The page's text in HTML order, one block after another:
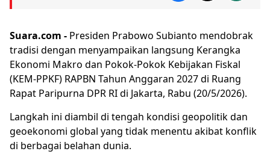
Suara.com - Presiden Prabowo Subianto mendobrak
tradisi dengan menyampaikan langsung Kerangka
Ekonomi Makro dan Pokok-Pokok Kebijakan Fiskal
(KEM-PPKF) RAPBN Tahun Anggaran 2027 di Ruang
Rapat Paripurna DPR RI di Jakarta, Rabu (20/5/2026).
Langkah ini diambil di tengah kondisi geopolitik dan
geoekonomi global yang tidak menentu akibat konflik
di berbagai belahan dunia.